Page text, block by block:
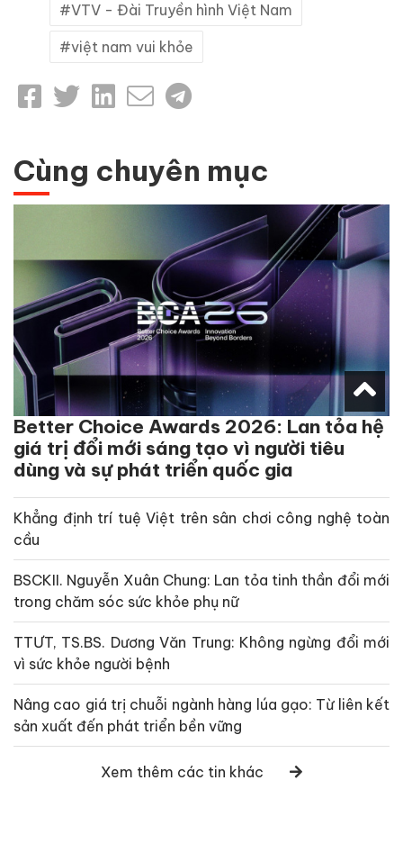
VTV - Đài Truyền hình Việt Nam
việt nam vui khỏe
Cùng chuyên mục
Better Choice Awards 2026: Lan tỏa hệ
giá trị đổi mới sáng tạo vì người tiêu
dùng và sự phát triển quốc gia
Khẳng định trí tuệ Việt trên sân chơi công nghệ toàn
cầu
BSCKII. Nguyễn Xuân Chung: Lan tỏa tinh thần đổi mới
trong chăm sóc sức khỏe phụ nữ
TTƯT, TS.BS. Dương Văn Trung: Không ngừng đổi mới
vì sức khỏe người bệnh
Nâng cao giá trị chuỗi ngành hàng lúa gạo: Từ liên kết
sản xuất đến phát triển bền vững
Xem thêm các tin khác